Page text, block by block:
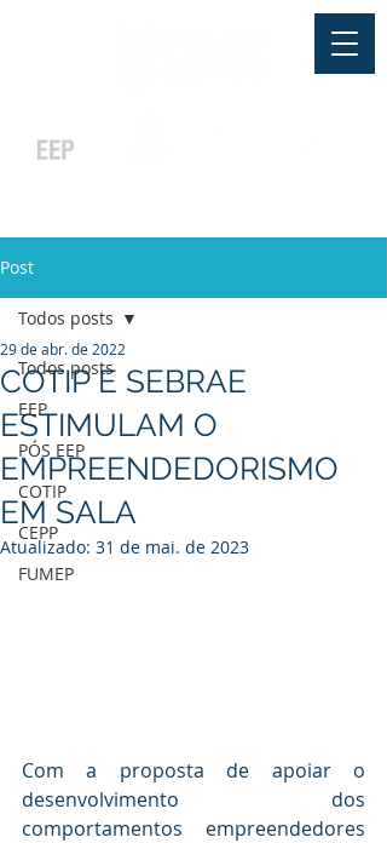
Post
Todos posts
EEP
PÓS EEP
COTIP
CEPP
FUMEP
Todos posts
COTIP E SEBRAE
ESTIMULAM O
EMPREENDEDORISMO
EM SALA
29 de abr. de 2022
Atualizado: 31 de mai. de 2023
Com a proposta de apoiar o
desenvolvimento dos
comportamentos empreendedores